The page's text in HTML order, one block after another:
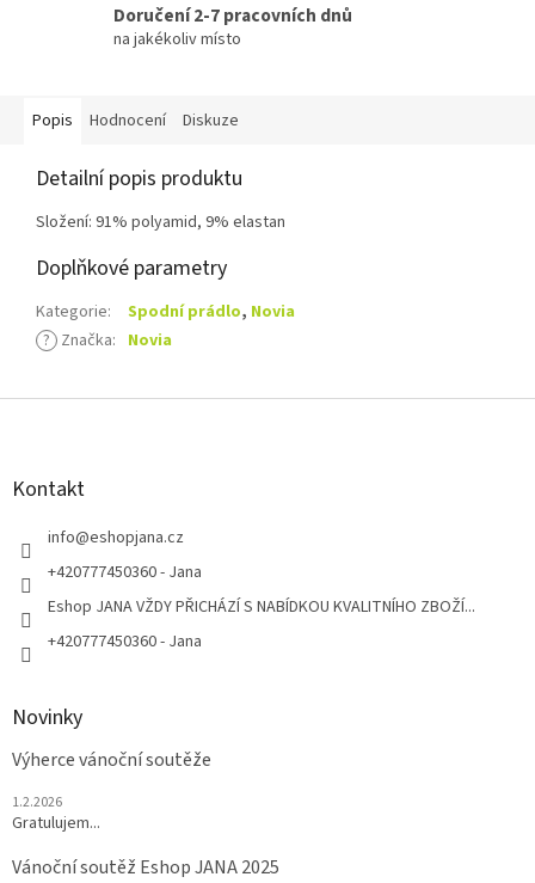
Doručení 2-7 pracovních dnů
na jakékoliv místo
Popis Hodnocení Diskuze
Detailní popis produktu
Složení: 91% polyamid, 9% elastan
Doplňkové parametry
Kategorie: Spodní prádlo, Novia
? Značka: Novia
Z
Kontakt
info@eshopjana.cz
+420777450360 - Jana
Eshop JANA VŽDY PŘICHÁZÍ S NABÍDKOU KVALITNÍHO ZBOŽÍ...
+420777450360 - Jana
Novinky
Výherce vánoční soutěže
1.2.2026
Gratulujem...
Vánoční soutěž Eshop JANA 2025